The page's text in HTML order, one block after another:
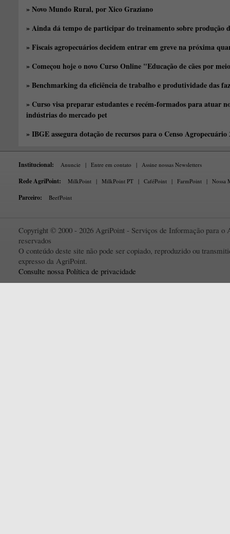
» Novo Mundo Rural, por Xico Graziano
» Ainda dá tempo de participar do treinamento sobre produção
» Fiscais agropecuários decidem entrar em greve na próxima
» Começou hoje o novo Curso Online "Educação de cães por
» Benchmarking da eficiência de trabalho e produtividade das
» Curso visa preparar estudantes e recém-formados para atuar
indústrias do mercado pet
» IBGE assegura dotação de recursos para o Censo Agropecuário
Institucional: Anuncie | Entre em contato | Assine nossas Newsletters
Rede AgriPoint: MilkPoint | MilkPoint PT | CaféPoint | FarmPoint | Nossa
Parceiro: BeefPoint
Copyright © 2000 - 2026 AgriPoint - Serviços de Informação para o
reservados
O conteúdo deste site não pode ser copiado, reproduzido ou
expresso da AgriPoint.
Consulte nossa Política de privacidade